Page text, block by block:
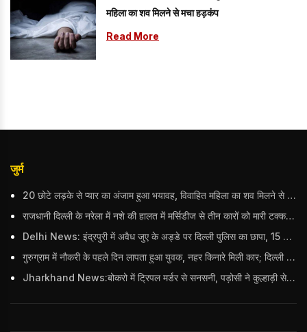
महिला का शव मिलने से मचा हड़कंप
Read More
जुर्म
20 छोटे लड़के से प्यार का अंजाम हुआ भयावह, विवाहित महिला का शव मिलने से मचा हड़कंप
राजधानी दिल्ली के नरेला में नशे की हालत में मर्सिडीज से तीन कारों को मारी टक्कर, बुजुर्ग महिला की मौत; हिरासत में आरोपी
Delhi News: इंद्रपुरी में अवैध जुए के अड्डे पर दिल्ली पुलिस का छापा, 15 जुआरियों को पकड़ा; ₹3.61 लाख नकद और अन्य सामान बरामद
गुरुग्राम में नौकरी के पहले दिन लापता हुआ युवक, नहर किनारे मिली कार; दिल्ली पुलिस ने दर्ज की FIR
Jharkhand News:बोकरो में ट्रिपल मर्डर से सनसनी, पड़ोसी ने कुल्हाड़ी से पति-पत्नी और बहु की हत्या की